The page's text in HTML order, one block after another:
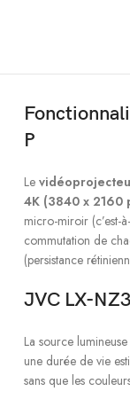
P
Le
4K (3840 x 2160
micro-miroir (c’est-
commutation de
(persistance
JVC LX-
La source
une durée de vie
sans que les